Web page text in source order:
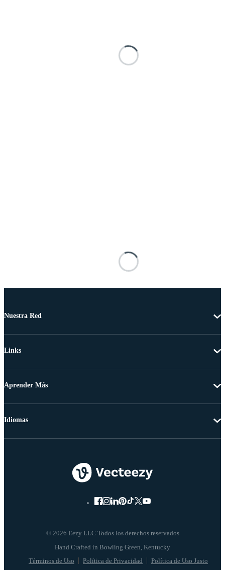
Nuestra Red
Links
Aprender Más
© 2026 Eezy LLC Todos los derechos reservados
Términos de Uso Política de Privacidad Política de Uso Justo
Idiomas